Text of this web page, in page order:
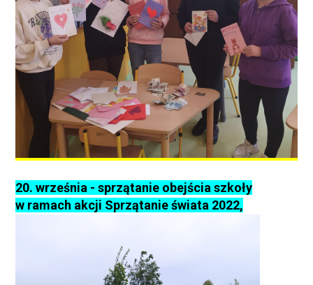
20. września - sprzątanie obejścia szkoły
w ramach akcji Sprzątanie świata 2022,